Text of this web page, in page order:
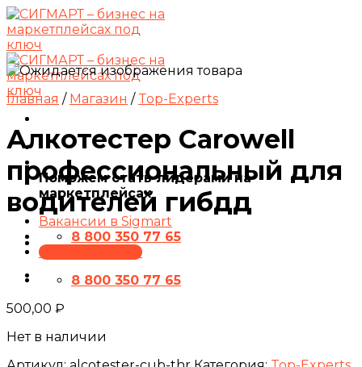
Skip
to
content
Поможем стать лидерами на
маркетплейсах
Вакансии в Sigmart
8 800 350 77 65
ПРЕЗЕНТАЦИЯ
8 800 350 77 65
Главная / Магазин / Top-Experts
Алкотестер Carowell
профессиональный для
водителей гибдд
500,00 ₽
Нет в наличии